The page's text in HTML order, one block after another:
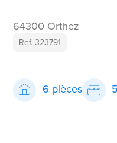
64300 Orthez
Ref. 323791
6 pièces